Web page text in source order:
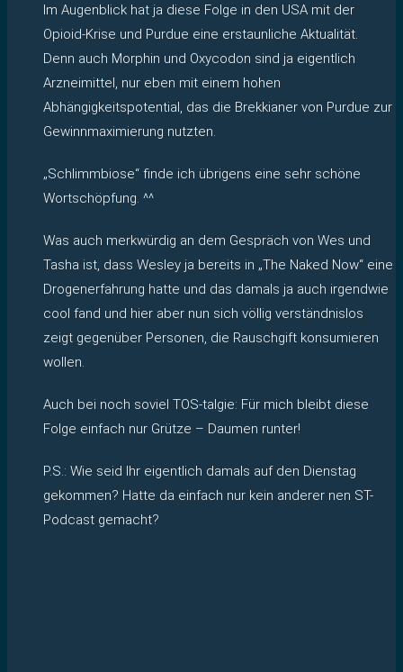
Im Augenblick hat ja diese Folge in den USA mit der
Opioid-Krise und Purdue eine erstaunliche Aktualität.
Denn auch Morphin und Oxycodon sind ja eigentlich
Arzneimittel, nur eben mit einem hohen
Abhängigkeitspotential, das die Brekkianer von Purdue zur
Gewinnmaximierung nutzten.
„Schlimmbiose“ finde ich übrigens eine sehr schöne
Wortschöpfung. ^^
Was auch merkwürdig an dem Gespräch von Wes und
Tasha ist, dass Wesley ja bereits in „The Naked Now“ eine
Drogenerfahrung hatte und das damals ja auch irgendwie
cool fand und hier aber nun sich völlig verständnislos
zeigt gegenüber Personen, die Rauschgift konsumieren
wollen.
Auch bei noch soviel TOS-talgie: Für mich bleibt diese
Folge einfach nur Grütze – Daumen runter!
P.S.: Wie seid Ihr eigentlich damals auf den Dienstag
gekommen? Hatte da einfach nur kein anderer nen ST-
Podcast gemacht?